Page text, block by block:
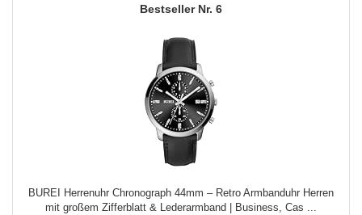
6
BUREI Herrenuhr Chronograph 44mm – Retro Armbanduhr Herren
mit großem Zifferblatt & Lederarmband | Business, Cas ...